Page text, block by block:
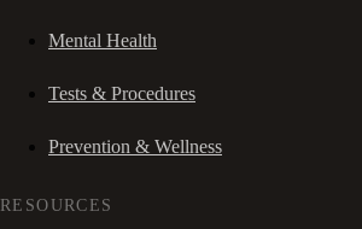
Mental Health
Tests & Procedures
Prevention & Wellness
RESOURCES